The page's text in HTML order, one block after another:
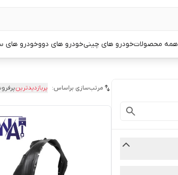
همه محصولاتخودرو های چینیخودرو های دووخودرو های
مرتب‌سازی براساس: پربازدیدترین